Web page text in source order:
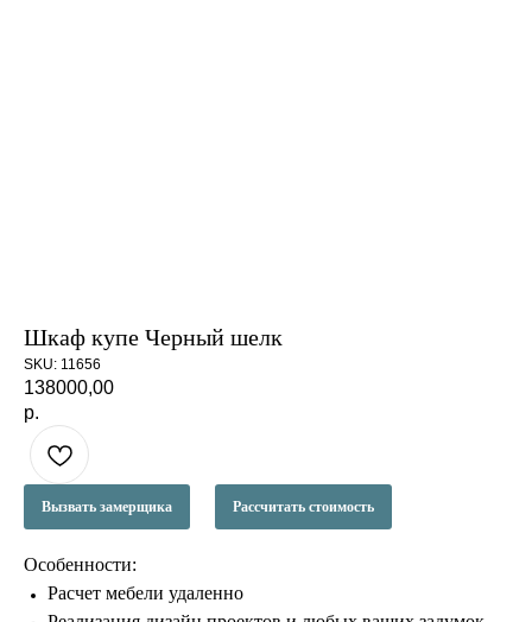
Шкаф купе Черный шелк
SKU: 11656
138000,00
р.
Вызвать замерщика Рассчитать стоимость
Особенности:
Расчет мебели удаленно